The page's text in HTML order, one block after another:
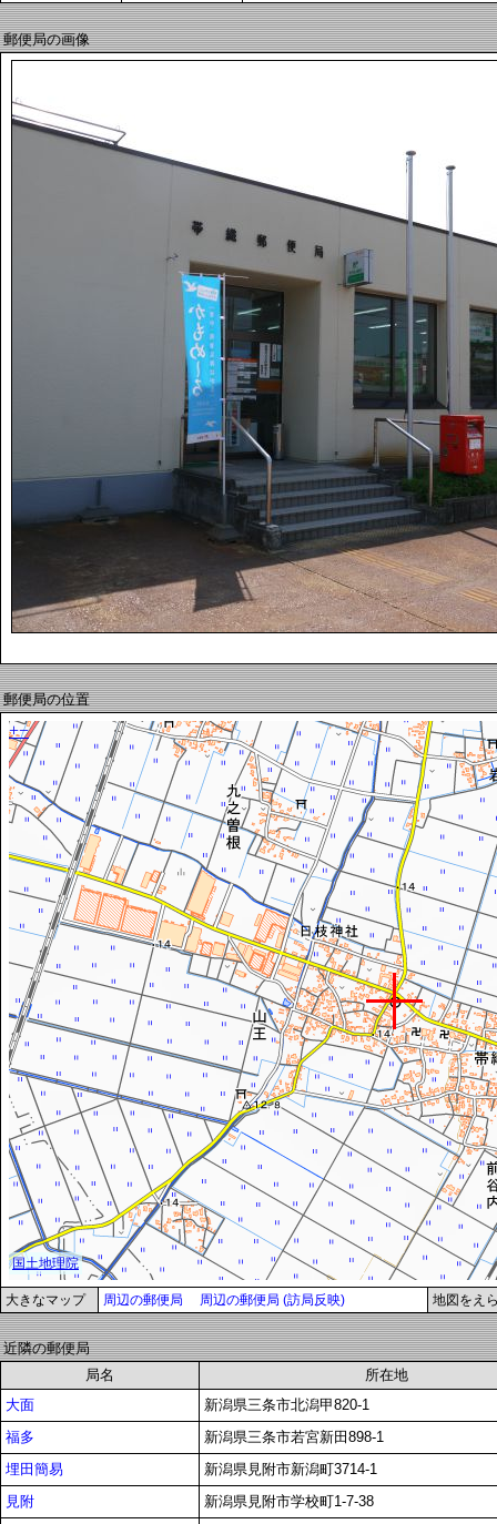
郵便局の画像
郵便局の位置
大きなマップ 周辺の郵便局 周辺の郵便局 (訪局反映) 地図をえ
近隣の郵便局
局名
所在地
大面
新潟県三条市北潟甲820-1
福多
新潟県三条市若宮新田898-1
埋田簡易
新潟県見附市新潟町3714-1
見附
新潟県見附市学校町1-7-38